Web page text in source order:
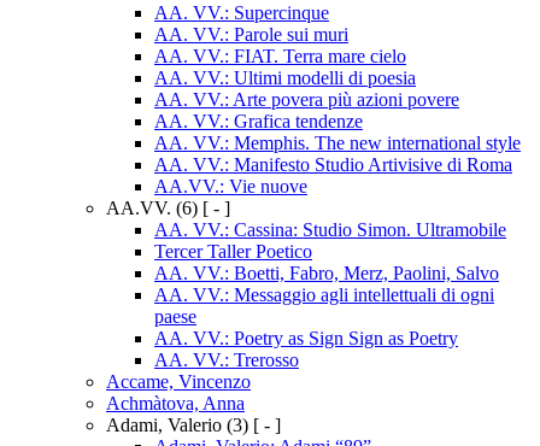
AA. VV.: Supercinque
AA. VV.: Parole sui muri
AA. VV.: FIAT. Terra mare cielo
AA. VV.: Ultimi modelli di poesia
AA. VV.: Arte povera più azioni povere
AA. VV.: Grafica tendenze
AA. VV.: Memphis. The new international style
AA. VV.: Manifesto Studio Artivisive di Roma
AA.VV.: Vie nuove
AA.VV. (6) [ - ]
AA. VV.: Cassina: Studio Simon. Ultramobile
Tercer Taller Poetico
AA. VV.: Boetti, Fabro, Merz, Paolini, Salvo
AA. VV.: Messaggio agli intellettuali di ogni
paese
AA. VV.: Poetry as Sign Sign as Poetry
AA. VV.: Trerosso
Accame, Vincenzo
Achmàtova, Anna
Adami, Valerio (3) [ - ]